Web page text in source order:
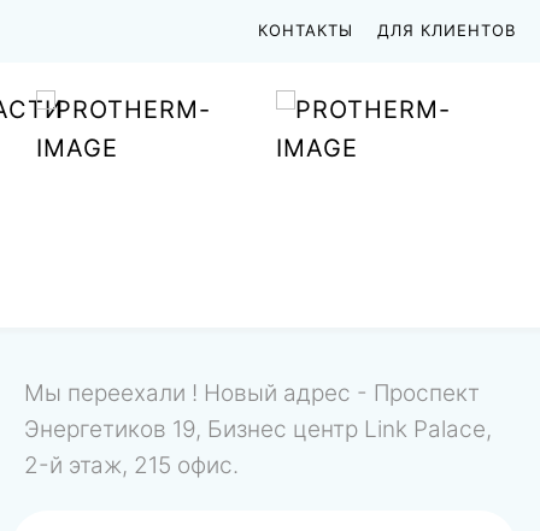
КОНТАКТЫ ДЛЯ КЛИЕНТОВ
Мы переехали ! Новый адрес - Проспект
Энергетиков 19, Бизнес центр Link Palace,
2-й этаж, 215 офис.